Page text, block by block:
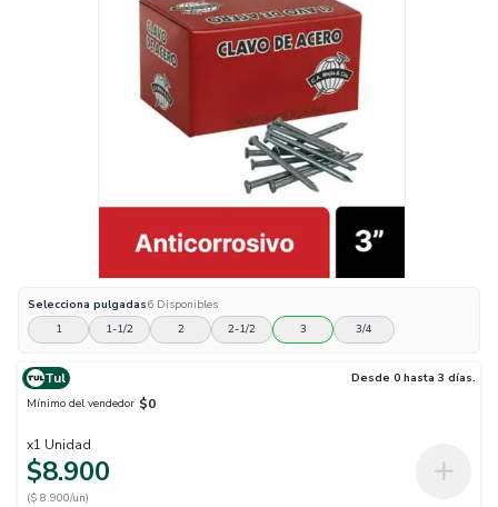
Selecciona pulgadas6 Disponibles
1
1-1/2 2 2-1/2 3 3/4
Tul
Desde 0 hasta 3 días.
Mínimo del vendedor $0
x1 Unidad
$8.900
($ 8.900/un)